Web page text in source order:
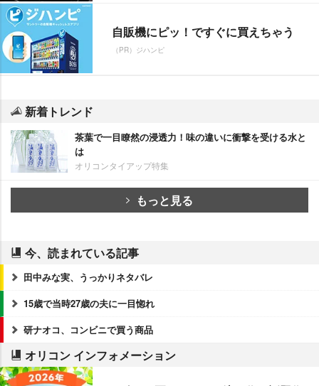
自販機にピッ！ですぐに買えちゃう
（PR）ジハンピ
新着トレンド
茶葉で一目瞭然の浸透力！味の違いに衝撃を受ける水と
は
オリコンタイアップ特集
もっと見る
今、読まれている記事
田中みな実、うっかりネタバレ
15歳で当時27歳の夫に一目惚れ
研ナオコ、コンビニで買う商品
オリコン インフォメーション